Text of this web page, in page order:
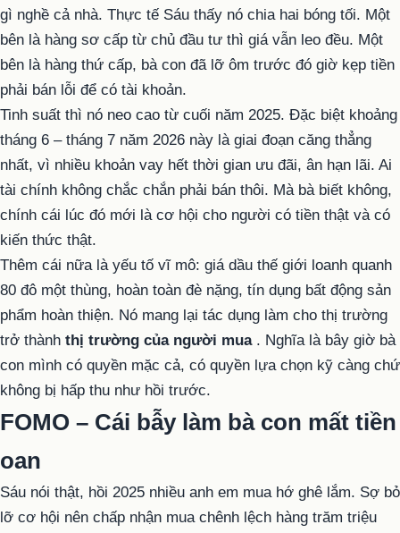
gì nghề cả nhà. Thực tế Sáu thấy nó chia hai bóng tối. Một
bên là hàng sơ cấp từ chủ đầu tư thì giá vẫn leo đều. Một
bên là hàng thứ cấp, bà con đã lỡ ôm trước đó giờ kẹp tiền
phải bán lỗi để có tài khoản.
Tinh suất thì nó neo cao từ cuối năm 2025. Đặc biệt khoảng
tháng 6 – tháng 7 năm 2026 này là giai đoạn căng thẳng
nhất, vì nhiều khoản vay hết thời gian ưu đãi, ân hạn lãi. Ai
tài chính không chắc chắn phải bán thôi. Mà bà biết không,
chính cái lúc đó mới là cơ hội cho người có tiền thật và có
kiến thức thật.
Thêm cái nữa là yếu tố vĩ mô: giá dầu thế giới loanh quanh
80 đô một thùng, hoàn toàn đè nặng, tín dụng bất động sản
phẩm hoàn thiện. Nó mang lại tác dụng làm cho thị trường
trở thành thị trường của người mua. Nghĩa là bây giờ bà
con mình có quyền mặc cả, có quyền lựa chọn kỹ càng chứ
không bị hấp thu như hồi trước.
FOMO – Cái bẫy làm bà con mất tiền
oan
Sáu nói thật, hồi 2025 nhiều anh em mua hớ ghê lắm. Sợ bỏ
lỡ cơ hội nên chấp nhận mua chênh lệch hàng trăm triệu